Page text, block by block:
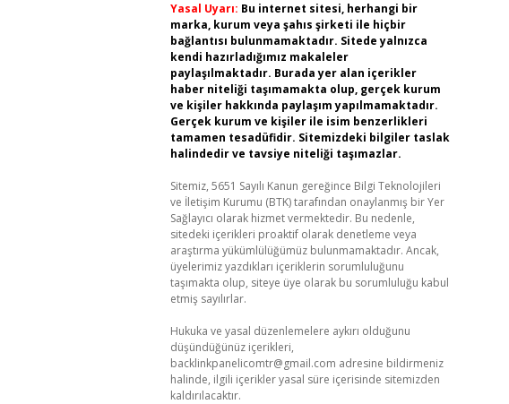
Yasal Uyarı: Bu internet sitesi, herhangi bir
marka, kurum veya şahıs şirketi ile hiçbir
bağlantısı bulunmamaktadır. Sitede yalnızca
kendi hazırladığımız makaleler
paylaşılmaktadır. Burada yer alan içerikler
haber niteliği taşımamakta olup, gerçek kurum
ve kişiler hakkında paylaşım yapılmamaktadır.
Gerçek kurum ve kişiler ile isim benzerlikleri
tamamen tesadüfidir. Sitemizdeki bilgiler taslak
halindedir ve tavsiye niteliği taşımazlar.
Sitemiz, 5651 Sayılı Kanun gereğince Bilgi Teknolojileri
ve İletişim Kurumu (BTK) tarafından onaylanmış bir Yer
Sağlayıcı olarak hizmet vermektedir. Bu nedenle,
sitedeki içerikleri proaktif olarak denetleme veya
araştırma yükümlülüğümüz bulunmamaktadır. Ancak,
üyelerimiz yazdıkları içeriklerin sorumluluğunu
taşımakta olup, siteye üye olarak bu sorumluluğu kabul
etmiş sayılırlar.
Hukuka ve yasal düzenlemelere aykırı olduğunu
düşündüğünüz içerikleri,
backlinkpanelicomtr@gmail.com adresine bildirmeniz
halinde, ilgili içerikler yasal süre içerisinde sitemizden
kaldırılacaktır.